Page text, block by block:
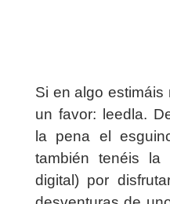
Si en algo
un favor: leedla.
la pena el
también tenéis
digital) por